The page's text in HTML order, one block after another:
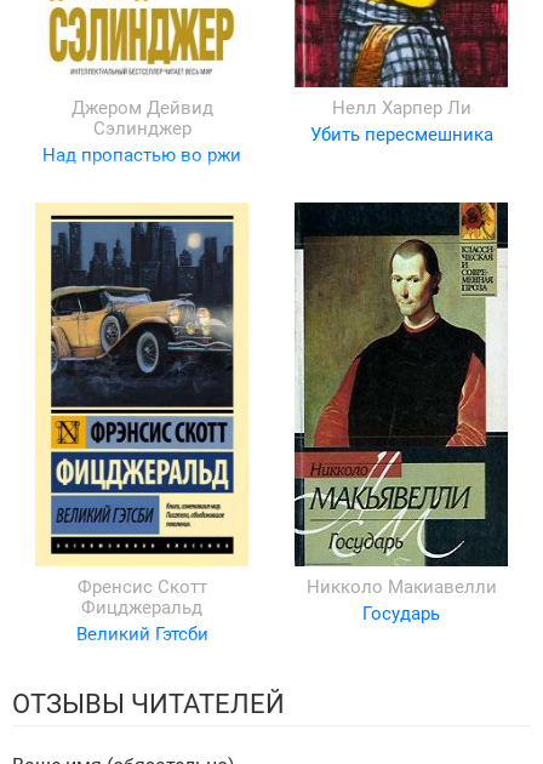
Джером Дейвид
Сэлинджер
Над пропастью во ржи
Нелл Харпер Ли
Убить пересмешника
Френсис Скотт
Фицджеральд
Великий Гэтсби
Никколо Макиавелли
Государь
ОТЗЫВЫ ЧИТАТЕЛЕЙ